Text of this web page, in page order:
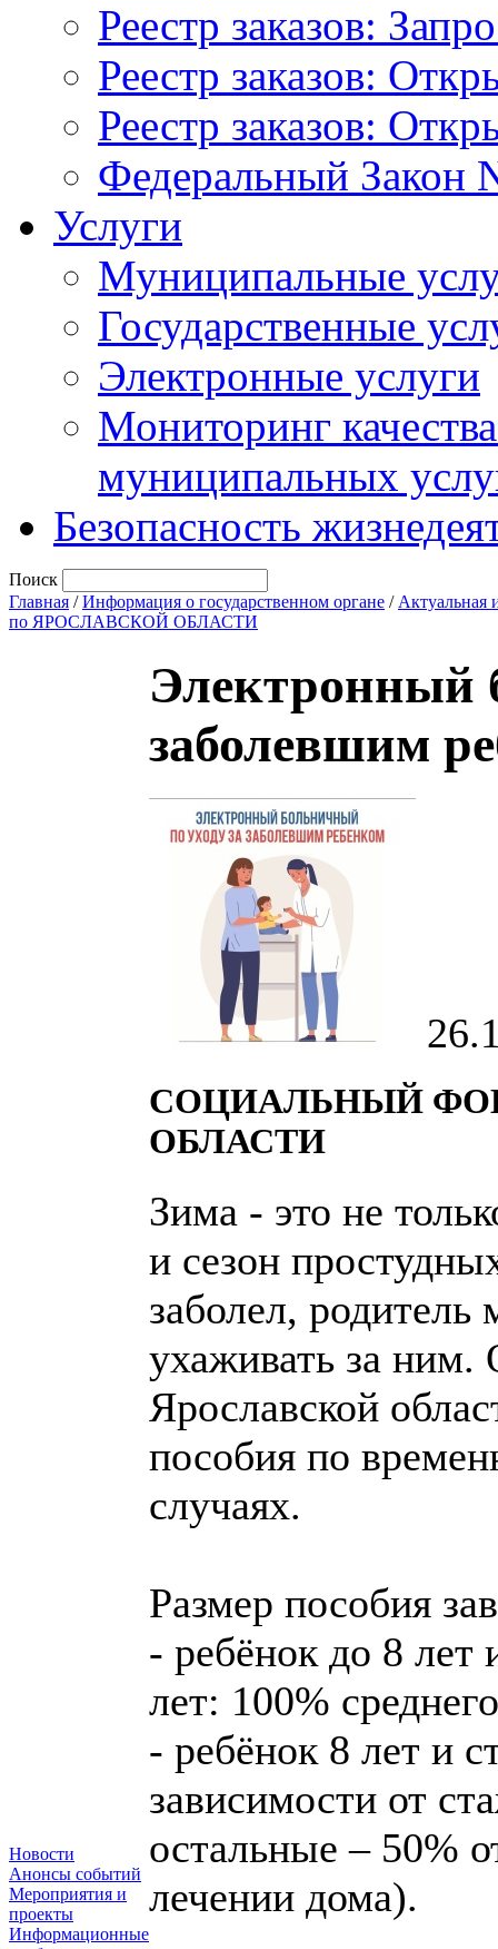
Реестр заказов:
Реестр заказов:
Реестр заказов:
Федеральный Закон
Услуги
Муниципальные
Государственные
Электронные услуги
Мониторинг
муниципальных
Безопасность
Поиск
Главная /Информация о государственном органе / Актуальная
по ЯРОСЛАВСКОЙ ОБЛАСТИ
Новости
Анонсы событий
Мероприятия и
проекты
Информационные
Электронный
заболевшим
СОЦИАЛЬНЫЙ
ОБЛАСТИ
Зима - это не
и сезон
заболел,
ухаживать за
Ярославской
пособия по
случаях.
Размер пособия
- ребёнок до 8 лет
лет: 100%
- ребёнок 8 лет и
зависимости от
остальные – 50%
лечении дома).